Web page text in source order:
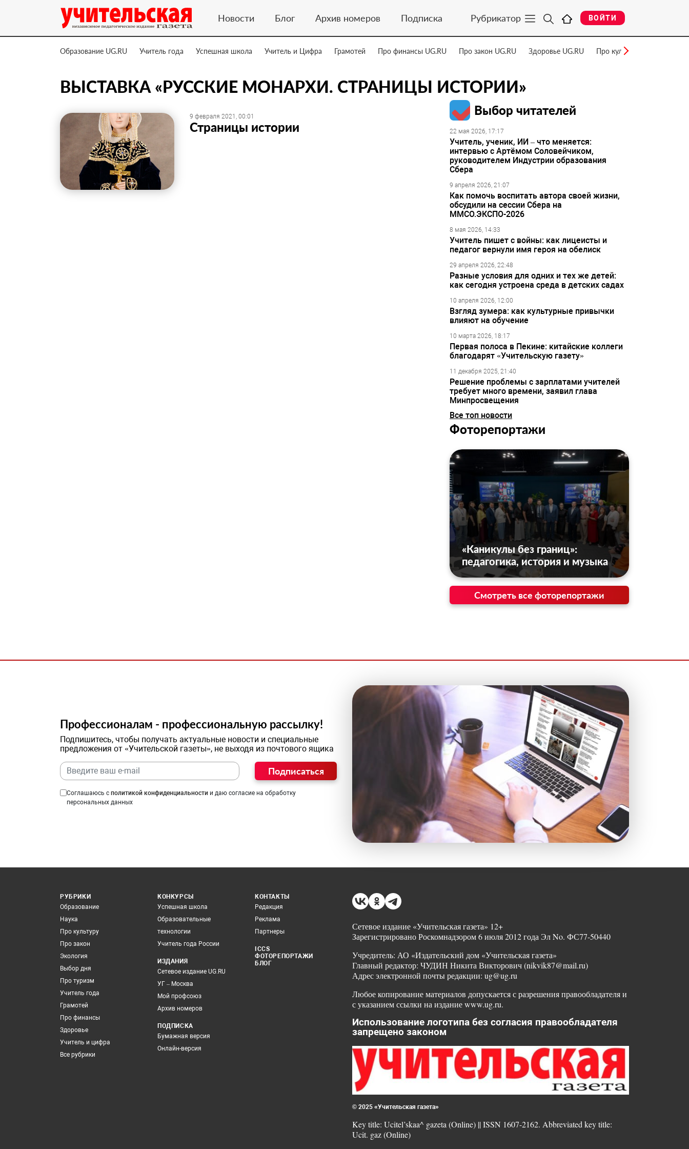
Новости Блог Архив номеров Подписка Рубрикатор ВОЙТИ
Образование UG.RU Учитель года Успешная школа Учитель и Цифра Грамотей Про финансы UG.RU Про закон UG.RU Здоровье UG.RU Про культуру UG.RU
ВЫСТАВКА «РУССКИЕ МОНАРХИ. СТРАНИЦЫ ИСТОРИИ»
9 февраля 2021, 00:01
Страницы истории
Выбор читателей
22 мая 2026, 17:17
Учитель, ученик, ИИ – что меняется:
интервью с Артёмом Соловейчиком,
руководителем Индустрии образования
Сбера
9 апреля 2026, 21:07
Как помочь воспитать автора своей жизни,
обсудили на сессии Сбера на
ММСО.ЭКСПО-2026
8 мая 2026, 14:33
Учитель пишет с войны: как лицеисты и
педагог вернули имя героя на обелиск
29 апреля 2026, 22:48
Разные условия для одних и тех же детей:
как сегодня устроена среда в детских садах
10 апреля 2026, 12:00
Взгляд зумера: как культурные привычки
влияют на обучение
10 марта 2026, 18:17
Первая полоса в Пекине: китайские коллеги
благодарят «Учительскую газету»
11 декабря 2025, 21:40
Решение проблемы с зарплатами учителей
требует много времени, заявил глава
Минпросвещения
Все топ новости
Фоторепортажи
«Каникулы без границ»:
педагогика, история и музыка
Смотреть все фоторепортажи
Профессионалам - профессиональную рассылку!
Подпишитесь, чтобы получать актуальные новости и специальные
предложения от «Учительской газеты», не выходя из почтового ящика
Подписаться
Соглашаюсь с политикой конфиденциальности и даю согласие на обработку
персональных данных
РУБРИКИ
Образование
Наука
Про культуру
Про закон
Экология
Выбор дня
Про туризм
Учитель года
Грамотей
Про финансы
Здоровье
Учитель и цифра
Все рубрики
КОНКУРСЫ
Успешная школа
Образовательные
технологии
Учитель года России
ИЗДАНИЯ
Сетевое издание UG.RU
УГ – Москва
Мой профсоюз
Архив номеров
ПОДПИСКА
Бумажная версия
Онлайн-версия
КОНТАКТЫ
Редакция
Реклама
Партнеры
ICCS
ФОТОРЕПОРТАЖИ
БЛОГ
Сетевое издание «Учительская газета» 12+
Зарегистрировано Роскомнадзором 6 июля 2012 года Эл No. ФС77-50440
Учредитель: АО «Издательский дом «Учительская газета»
Главный редактор: ЧУДИН Никита Викторович (nikvik87@mail.ru)
Адрес электронной почты редакции: ug@ug.ru
Любое копирование материалов допускается с разрешения правообладателя и
с указанием ссылки на издание www.ug.ru.
Использование логотипа без согласия правообладателя
запрещено законом
© 2025 «Учительская газета»
Key title: Ucitel’skaa^ gazeta (Online) || ISSN 1607-2162. Abbreviated key title:
Ucit. gaz (Online)